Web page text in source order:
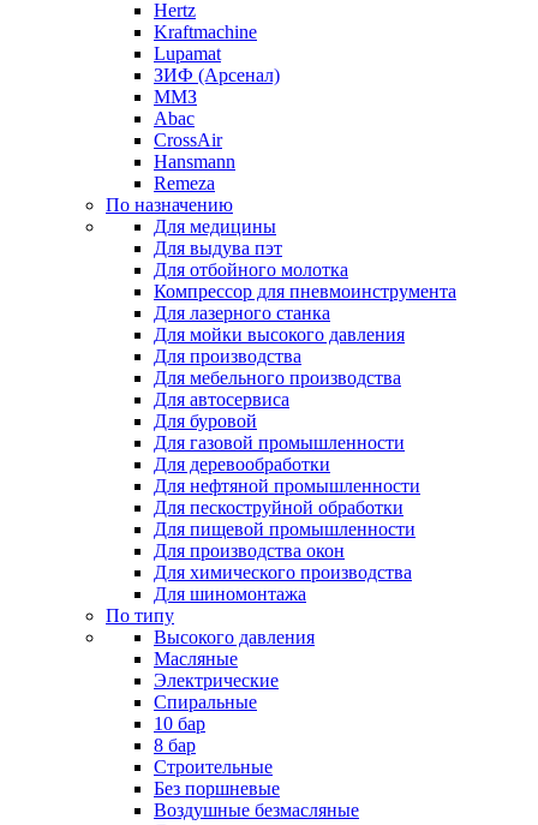
Hertz
Kraftmachine
Lupamat
ЗИФ (Арсенал)
ММЗ
Abac
CrossAir
Hansmann
Remeza
По назначению
Для медицины
Для выдува пэт
Для отбойного молотка
Компрессор для пневмоинструмента
Для лазерного станка
Для мойки высокого давления
Для производства
Для мебельного производства
Для автосервиса
Для буровой
Для газовой промышленности
Для деревообработки
Для нефтяной промышленности
Для пескоструйной обработки
Для пищевой промышленности
Для производства окон
Для химического производства
Для шиномонтажа
По типу
Высокого давления
Масляные
Электрические
Спиральные
10 бар
8 бар
Cтроительные
Без поршневые
Воздушные безмасляные